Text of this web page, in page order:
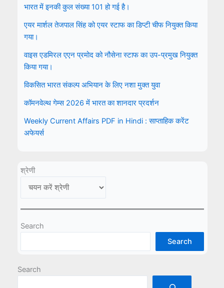
भारत में इनकी कुल संख्या 101 हो गई है।
एयर मार्शल तेजपाल सिंह को एयर स्टाफ का डिप्टी चीफ नियुक्त किया
गया।
वाइस एडमिरल एएन प्रमोद को नौसेना स्टाफ का उप-प्रमुख नियुक्त
किया गया।
विकसित भारत संकल्प अभियान के लिए नशा मुक्त युवा
कॉमनवेल्थ गेम्स 2026 में भारत का शानदार प्रदर्शन
Weekly Current Affairs PDF in Hindi : साप्ताहिक करेंट
अफेयर्स
श्रेणी
Search
Search
Search